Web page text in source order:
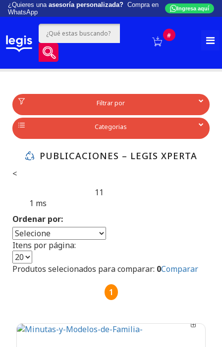
¿Quieres una asesoría personalizada? Compra en
WhatsApp
Ingresa aquí
#
Filtrar por
Categorias
PUBLICACIONES – LEGIS XPERTA
<
11
1 ms
Ordenar por:
Itens por página:
Produtos selecionados para comparar: 0Comparar
1